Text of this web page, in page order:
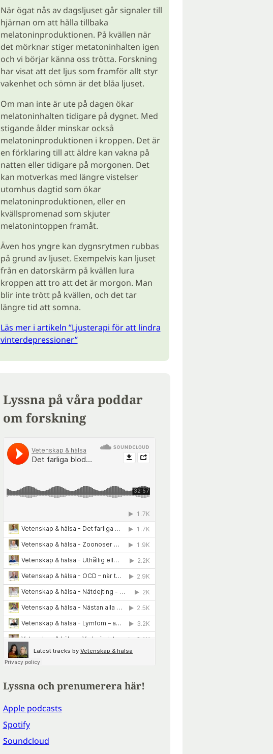
När ögat nås av dagsljuset går signaler till
hjärnan om att hålla tillbaka
melatoninproduktionen. På kvällen när
det mörknar stiger metatoninhalten igen
och vi börjar känna oss trötta. Forskning
har visat att det ljus som framför allt styr
vakenhet och sömn är det blåa ljuset.
Om man inte är ute på dagen ökar
melatoninhalten tidigare på dygnet. Med
stigande ålder minskar också
melatoninproduktionen i kroppen. Det är
en förklaring till att äldre kan vakna på
natten eller tidigare på morgonen. Det
kan motverkas med längre vistelser
utomhus dagtid som ökar
melatoninproduktionen, eller en
kvällspromenad som skjuter
melatonintoppen framåt.
Även hos yngre kan dygnsrytmen rubbas
på grund av ljuset. Exempelvis kan ljuset
från en datorskärm på kvällen lura
kroppen att tro att det är morgon. Man
blir inte trött på kvällen, och det tar
längre tid att somna.
Läs mer i artikeln ”Ljusterapi för att lindra
vinterdepressioner”
Lyssna på våra poddar
om forskning
Lyssna och prenumerera här!
Apple podcasts
Spotify
Soundcloud